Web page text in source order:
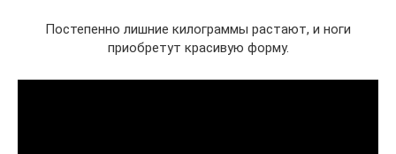
Постепенно лишние килограммы растают, и ноги
приобретут красивую форму.